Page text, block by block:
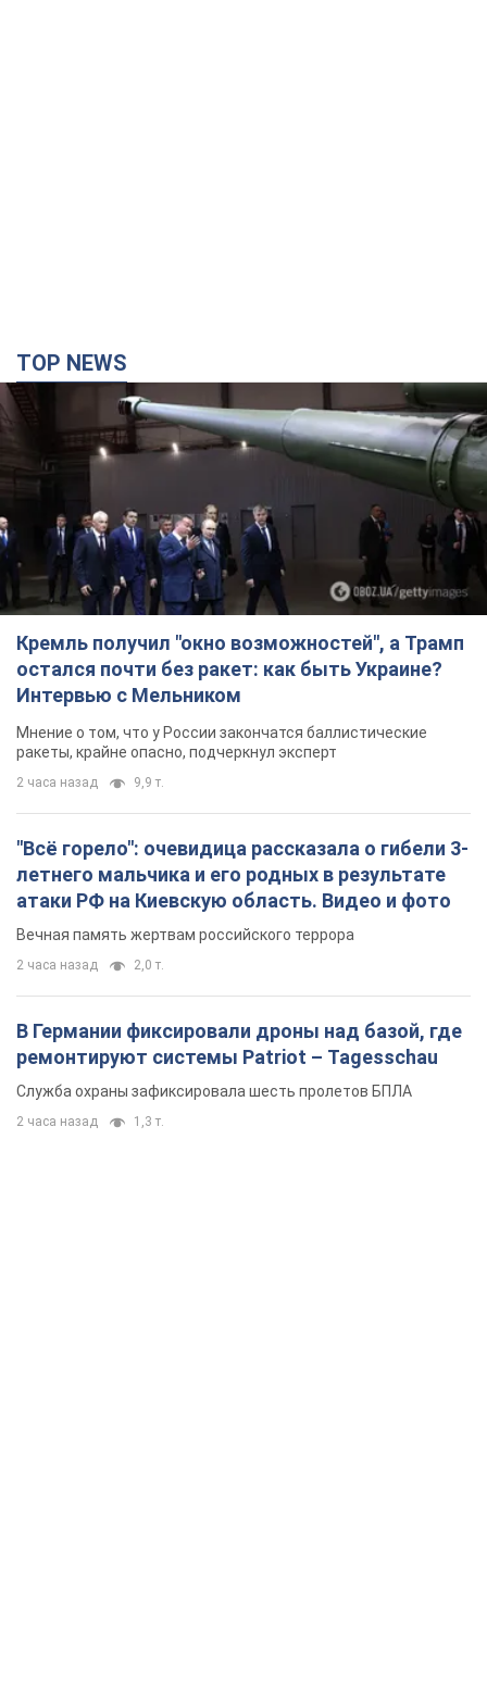
TOP NEWS
Кремль получил "окно возможностей", а Трамп
остался почти без ракет: как быть Украине?
Интервью с Мельником
Мнение о том, что у России закончатся баллистические
ракеты, крайне опасно, подчеркнул эксперт
2 часа назад 9,9 т.
"Всё горело": очевидица рассказала о гибели 3-
летнего мальчика и его родных в результате
атаки РФ на Киевскую область. Видео и фото
Вечная память жертвам российского террора
2 часа назад 2,0 т.
В Германии фиксировали дроны над базой, где
ремонтируют системы Patriot – Tagesschau
Служба охраны зафиксировала шесть пролетов БПЛА
2 часа назад 1,3 т.